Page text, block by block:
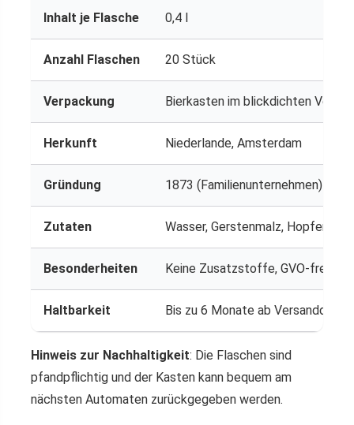
Inhalt je Flasche 0,4 l
Anzahl Flaschen 20 Stück
Verpackung Bierkasten im blickdichten
Herkunft Niederlande, Amsterdam
Gründung 1873 (Familienunternehmen)
Zutaten Wasser, Gerstenmalz, Hopfen,
Besonderheiten Keine Zusatzstoffe, GVO-frei,
Haltbarkeit Bis zu 6 Monate ab Versanddatum
Hinweis zur Nachhaltigkeit: Die Flaschen sind
pfandpflichtig und der Kasten kann bequem am
nächsten Automaten zurückgegeben werden.